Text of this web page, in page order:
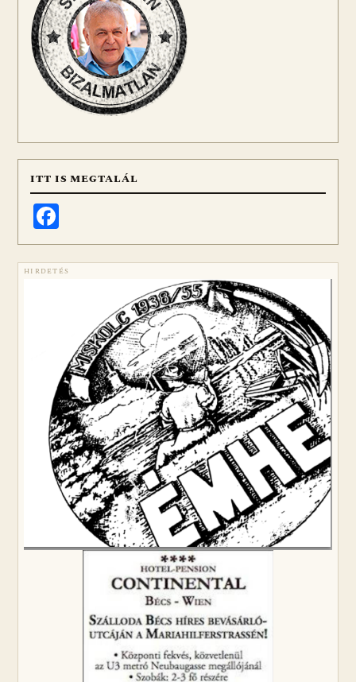
ITT IS MEGTALÁL
HIRDETÉS